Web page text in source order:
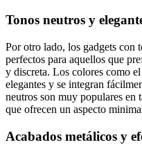
Tonos neutros y
Por otro lado, los gadgets con
perfectos para aquellos que
y discreta. Los colores como
elegantes y se integran
neutros son muy populares en
que ofrecen un aspecto
Acabados metálicos y